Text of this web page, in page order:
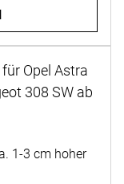
Opel Astra
308 SW ab
1-3 cm hoher